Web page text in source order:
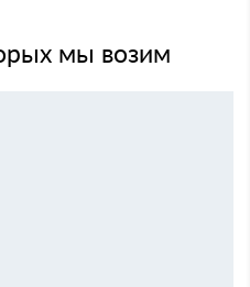
мы возим